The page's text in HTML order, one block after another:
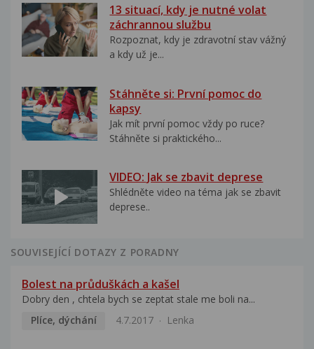
13 situací, kdy je nutné volat
záchrannou službu
Rozpoznat, kdy je zdravotní stav vážný
a kdy už je...
Stáhněte si: První pomoc do
kapsy
Jak mít první pomoc vždy po ruce?
Stáhněte si praktického...
VIDEO: Jak se zbavit deprese
Shlédněte video na téma jak se zbavit
deprese..
SOUVISEJÍCÍ DOTAZY Z PORADNY
Bolest na průduškách a kašel
Dobry den , chtela bych se zeptat stale me boli na...
Plíce, dýchání
4.7.2017 Lenka